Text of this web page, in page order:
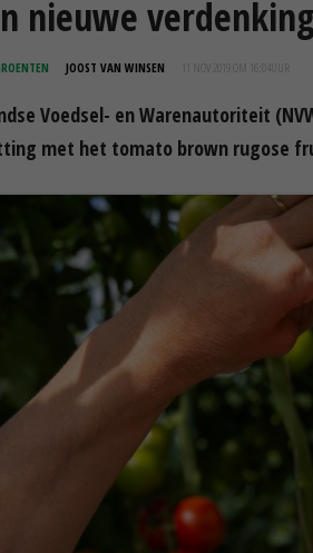
nieuwe
JOOST VAN WINSEN 11 NOV 2019 OM 16:04
Voedsel- en Warenautoriteit
met het tomato brown rugose